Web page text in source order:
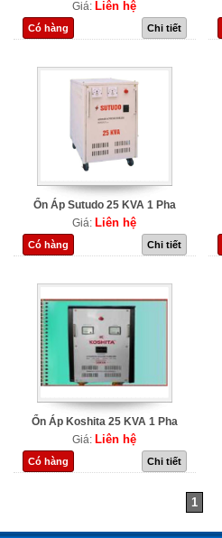
Giá: Liên hệ
Có hàng Chi tiết
Ổn Áp Sutudo 25 KVA 1 Pha
Giá: Liên hệ
Có hàng Chi tiết
Ổn Áp Koshita 25 KVA 1 Pha
Giá: Liên hệ
Có hàng Chi tiết
1